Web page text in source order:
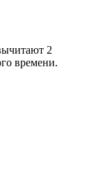
2
времени.